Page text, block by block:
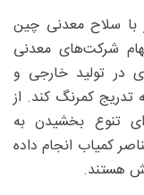
با سلاح معدنی چین
شرکت‌های معدنی
در تولید خارجی و
تدریج کمرنگ کند. از
تنوع بخشیدن به
کمیاب انجام داده
هستند.